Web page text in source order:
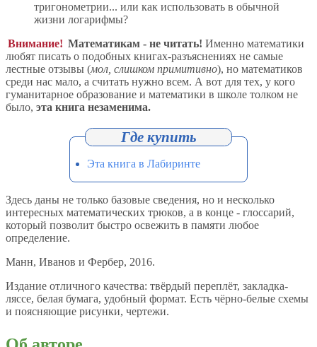
тригонометрии... или как использовать в обычной
жизни логарифмы?
Внимание! Математикам - не читать! Именно математики
любят писать о подобных книгах-разъяснениях не самые
лестные отзывы (мол, слишком примитивно), но математиков
среди нас мало, а считать нужно всем. А вот для тех, у кого
гуманитарное образование и математики в школе толком не
было, эта книга незаменима.
Эта книга в Лабиринте
Здесь даны не только базовые сведения, но и несколько
интересных математических трюков, а в конце - глоссарий,
который позволит быстро освежить в памяти любое
определение.
Манн, Иванов и Фербер, 2016.
Издание отличного качества: твёрдый переплёт, закладка-
ляссе, белая бумага, удобный формат. Есть чёрно-белые схемы
и поясняющие рисунки, чертежи.